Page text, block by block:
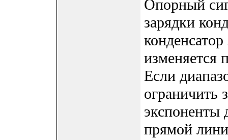
Опорный
зарядки
изменяется
Если
ограничить
экспоненты
прямой